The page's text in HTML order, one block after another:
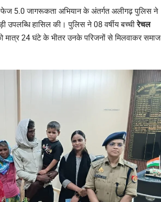
फेज 5.0 जागरूकता अभियान के अंतर्गत अलीगढ़ पुलिस ने
उपलब्धि हासिल की। पुलिस ने 08 वर्षीय बच्चीरेचल
मात्र 24 घंटे के भीतर उनके परिजनों से मिलवाकर समाज